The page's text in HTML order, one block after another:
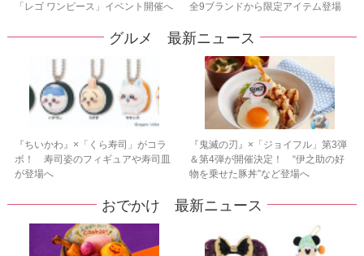
「レゴ ワンピース」イベント開催へ
全9ブランドから限定アイテム登場
グルメ 最新ニュース
『ちいかわ』×「くら寿司」がコラ
ボ！ 寿司姿のフィギュアや寿司皿
が登場へ
『鬼滅の刃』×「ジョイフル」第3弾
＆第4弾が開催決定！ “伊之助の好
物を乗せた豚丼”など登場へ
おでかけ 最新ニュース